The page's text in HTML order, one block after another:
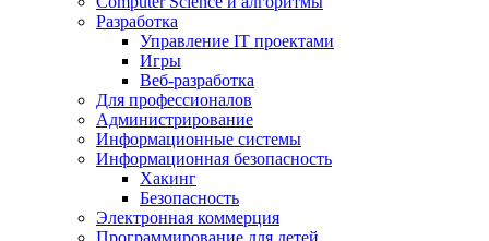
Разработка
Управление IT проектами
Игры
Веб-разработка
Для профессионалов
Администрирование
Информационные системы
Информационная безопасность
Хакинг
Безопасность
Электронная коммерция
Программирование для детей